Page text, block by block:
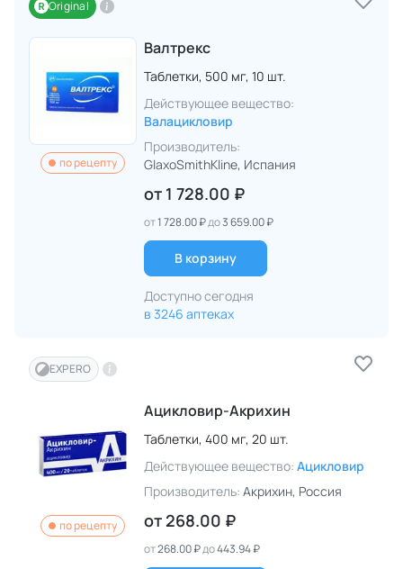
Original
по рецепту
Валтрекс
Таблетки, 500 мг, 10 шт.
Действующее вещество:
Валацикловир
Производитель:
GlaxoSmithKline, Испания
от 1 728.00 ₽
от1 728.00 ₽до3 659.00 ₽
В корзину
Доступно сегодня
в 3246 аптеках
EXPERO
по рецепту
Ацикловир-Акрихин
Таблетки, 400 мг, 20 шт.
Действующее вещество: Ацикловир
Производитель: Акрихин, Россия
от 268.00 ₽
от268.00 ₽до443.94 ₽